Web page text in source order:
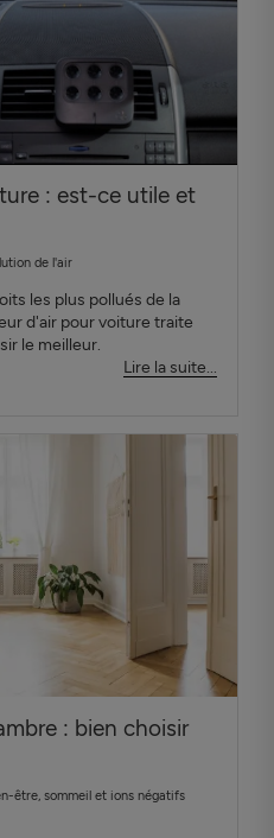
: est-ce utile et
de l'air
les plus pollués de la
d'air pour voiture traite
le meilleur.
Lire la suite...
: bien choisir
être, sommeil et ions négatifs